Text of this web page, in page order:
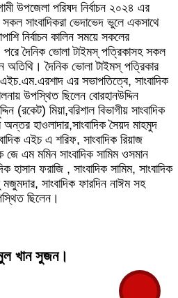
উপজেলা পরিষদ নির্বাচন ২০২৪ এর
সাংবাদিকরা ভেদাভেদ ভুলে একসাথে
নির্বাচন কালিন সময়ে সকলের
পরে দৈনিক ভোলা টাইমস্ পত্রিকাসহ সকল
অতিথি। দৈনিক ভোলা টাইমস্ পত্রিকার
এইচ.এম.এরশাদ এর সভাপতিত্বে, সাংবাদিক
উপস্থিত ছিলেন বোরহানউদ্দিন
(রকেট) মিয়া,বরিশাল বিভাগীয় সাংবাদিক
হাওলাদার,সাংবাদিক সৈয়দ মাহমুদ
এইচ এ শরিফ, সাংবাদিক রিয়াজ
জে এম মমিন সাংবাদিক সামিম ওসমান
হাসান ফরাজি , সাংবাদিক সামিম, সাংবাদিক
সাংবাদিক ফারদিন নাঈম সহ
ছিলেন।
খান সুজন।